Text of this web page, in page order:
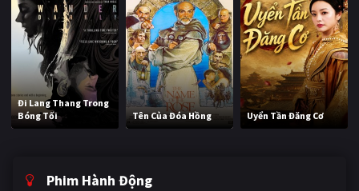
Đi Lang Thang Trong
Bóng Tối
Tên Của Đóa Hồng Uyển Tần Đăng Cơ
Phim Hành Động